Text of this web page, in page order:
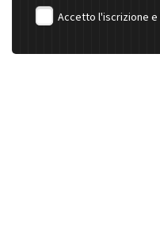
Accetto l'iscrizione e